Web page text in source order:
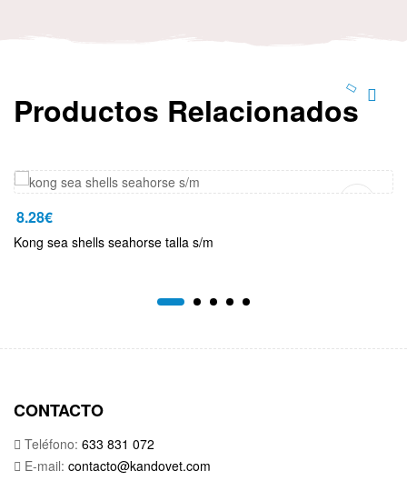
Productos Relacionados
8.28€
Kong sea shells seahorse talla s/m
CONTACTO
Teléfono: 633 831 072
E-mail: contacto@kandovet.com